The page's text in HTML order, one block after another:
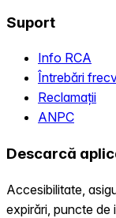
Suport
Info RCA
Întrebări
Reclamații
ANPC
Descarcă
Accesibilitate,
expirări, puncte de